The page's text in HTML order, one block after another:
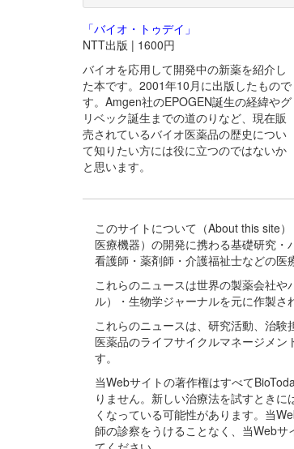
「バイオ・トゥデイ」
NTT出版 | 1600円
バイオを応用して開発中の新薬を紹介し
た本です。2001年10月に出版したもので
す。Amgen社のEPOGEN誕生の経緯やグ
リベック誕生までの道のりなど、現在販
売されているバイオ医薬品の歴史につい
て知りたい方には役に立つのではないか
と思います。
このサイトについて（About this site
医療機器）の開発に携わる基礎研究
看護師・薬剤師・介護福祉士などの医
これらのニュースは世界の製薬会社
ル）・生物学ジャーナルを元に作製さ
これらのニュースは、研究活動、治
医薬品のライフサイクルマネージメ
す。
当Webサイトの著作権はすべて
りません。新しい治療法を試すとき
くなっている可能性があります。当
師の診察をうけることなく、当Web